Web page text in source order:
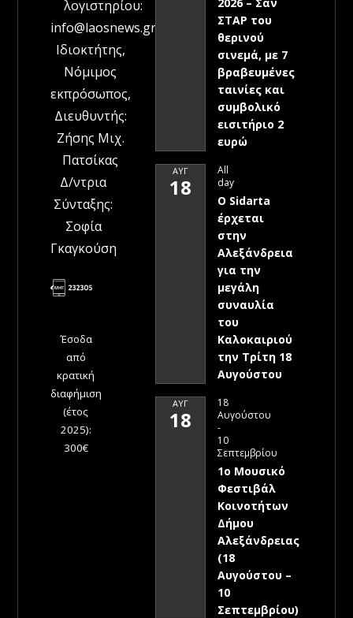
λογιστηρίου:
info@laosnews.gr
Ιδιοκτήτης,
Νόμιμος
εκπρόσωπος,
Διευθυντής:
Ζήσης Μιχ.
Πατσίκας
Δ/ντρια
Σύνταξης:
Σοφία
Γκαγκούση
Έσοδα
από
κρατική
διαφήμιση
(έτος
2025):
300€
ΣΤΑΡ του
θερινού
σινεμά, με 7
βραβευμένες
ταινίες και
συμβολικό
εισιτήριο 2
ευρώ
ΑΥΓ
18
All
day
Ο Sidarta
έρχεται
στην
Αλεξάνδρεια
για την
μεγάλη
συναυλία
του
Καλοκαιριού
την Τρίτη 18
Αυγούστου
ΑΥΓ
18
18
Αυγούστου
-
10
Σεπτεμβρίου
1ο Μουσικό
Φεστιβάλ
Κοινοτήτων
Δήμου
Αλεξάνδρειας
(18
Αυγούστου –
10
Σεπτεμβρίου)